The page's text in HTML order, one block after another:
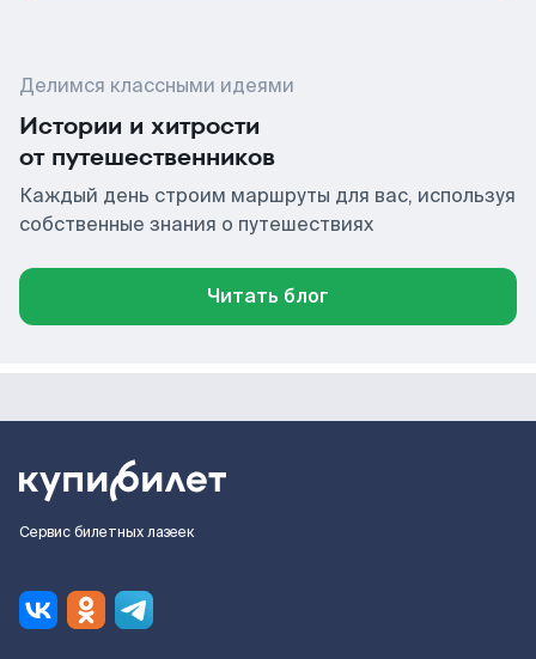
Делимся классными идеями
Истории и хитрости
от путешественников
Каждый день строим маршруты для вас, используя
собственные знания о путешествиях
Читать блог
Сервис билетных лазеек